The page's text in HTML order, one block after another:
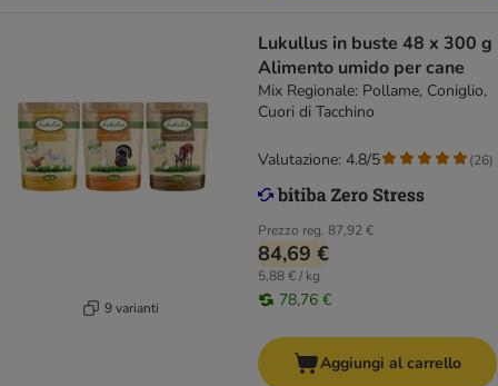
9 varianti
Lukullus in buste 48 x 300 g
Alimento umido per cane
Mix Regionale: Pollame, Coniglio,
Cuori di Tacchino
Prezzo reg. 87,92 €
84,69 €
5,88 € / kg
78,76 €
Valutazione: 4.8/5 (26)
Aggiungi al carrello